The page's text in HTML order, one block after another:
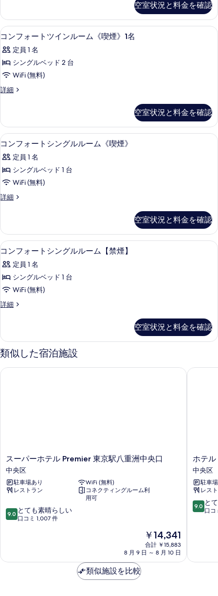
煙
（大
人
定
員
2
名
で）
の
す
べ
て
の
写
表
示
す
る
台
禁
煙
（大
人
定
2
名
ま
詳
ル
ー
ム
禁
煙
（大
人
2
名
ま
で）
の
す
べ
の
写
真
を
表
示
す
ー
ト
ツ
ン
ル
ム
禁
煙
定
2
名
ま
で）
の
詳
細
空室状況と料金を確認
コ
ン
フ
ォ
ト
イ
ン
ル
ー
ム
《喫
煙》
の
す
べ
て
の
写
真
表
示
す
る
1
コンフォートツインルーム《喫煙》1名
定員 1 名
シングルベッド 2 台
WiFi (無料)
詳細
コ
ー
ト
ツ
ン
ル
ム
《喫
煙》
の
細
空室状況と料金を確認
コ
ン
フ
ォ
ト
ン
グ
ル
ル
ー
ム
《喫
す
べ
て
す
る
1
コンフォートシングルルーム《喫煙》
定員 1 名
シングルベッド 1 台
WiFi (無料)
詳細
コ
ー
ト
シ
グ
ル
ー
ム
《喫
詳
空室状況と料金を確認
コ
ン
フ
ォ
ト
ン
グ
ル
ル
べ
て
の
真
す
1
コンフォートシングルルーム【禁煙】
定員 1 名
シングルベッド 1 台
WiFi (無料)
詳細
コ
ー
ト
シ
グ
空室状況と料金を確認
類似した宿泊施設
ス
ー
パ
ー
ホ
ル
Premier
重
スーパーホテル Premier 東京駅八重洲中央口
中央区
駐車場あり
WiFi (無料)
レストラン
コネクティングルーム利
用可
10
段
て
9.0 とても素晴らしい
口コミ 1,007 件
現
在
の
￥14,341
合計 ￥15,883
8 月 9 日 ～ 8 月 10 日
スーパーホテル Premier 東京駅八重洲中央口
ホ
テ
ル
イ
ン
タ
ー
京
ホテ
中央区
駐車
レス
10
段
も
9.0 と
口コ
ホテル
類似施設を比較